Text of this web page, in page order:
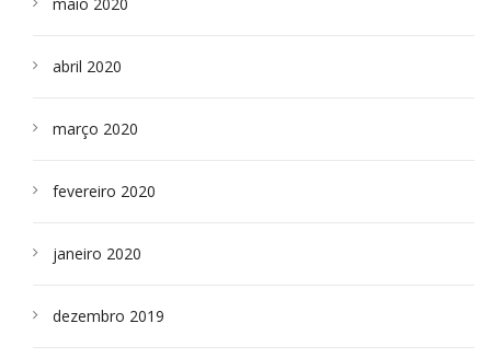
abril 2020
março 2020
fevereiro 2020
janeiro 2020
dezembro 2019